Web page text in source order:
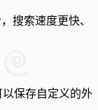
搜索速度更快、
保存自定义的外